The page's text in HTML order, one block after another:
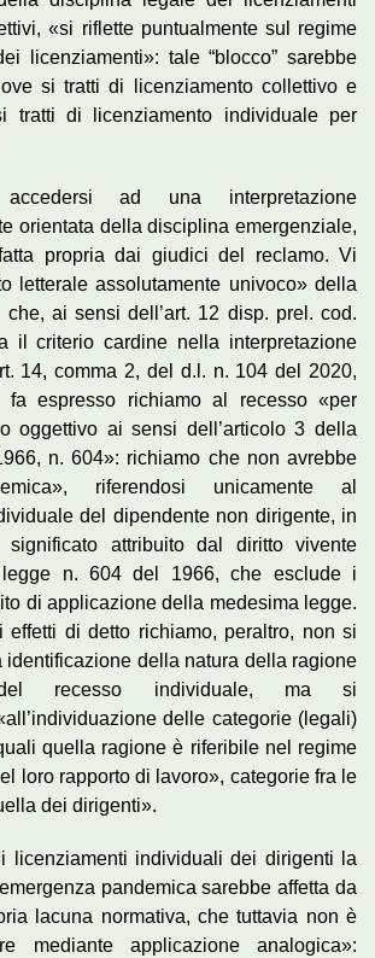
«si riflette puntualmente sul regime
licenziamenti»: tale “blocco” sarebbe
si tratti di licenziamento collettivo e
tratti di licenziamento individuale per
ad una interpretazione
orientata della disciplina emergenziale,
propria dai giudici del reclamo. Vi
letterale assolutamente univoco» della
che, ai sensi dell’art. 12 disp. prel. cod.
il criterio cardine nella interpretazione
14, comma 2, del d.l. n. 104 del 2020,
fa espresso richiamo al recesso «per
oggettivo ai sensi dell’articolo 3 della
n. 604»: richiamo che non avrebbe
riferendosi unicamente al
del dipendente non dirigente, in
attribuito dal diritto vivente
legge n. 604 del 1966, che esclude i
di applicazione della medesima legge.
effetti di detto richiamo, peraltro, non si
identificazione della natura della ragione
del recesso individuale, ma si
delle categorie (legali)
quella ragione è riferibile nel regime
loro rapporto di lavoro», categorie fra le
dei dirigenti».
licenziamenti individuali dei dirigenti la
pandemica sarebbe affetta da
lacuna normativa, che tuttavia non è
mediante applicazione analogica»: